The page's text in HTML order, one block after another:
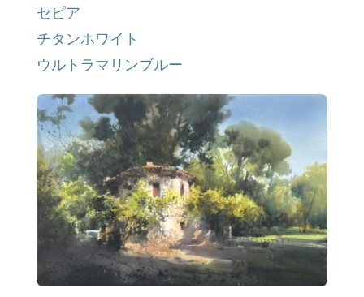
セピア
チタンホワイト
ウルトラマリンブルー